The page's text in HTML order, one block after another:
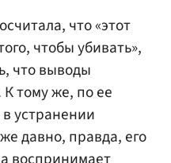
что «этот
чтобы убивать»,
что выводы
тому же, по ее
устранении
давно, правда, его